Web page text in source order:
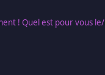
! Quel est pour vous